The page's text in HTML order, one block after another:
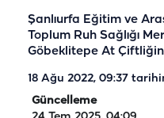
Şanlıurfa Eğitim ve
Toplum Ruh Sağlığı
Göbeklitepe At
18 Ağu 2022, 09:37
Güncelleme